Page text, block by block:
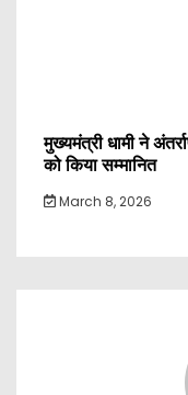
मुख्यमंत्री धामी ने
को किया सम्मानित
March 8, 2026